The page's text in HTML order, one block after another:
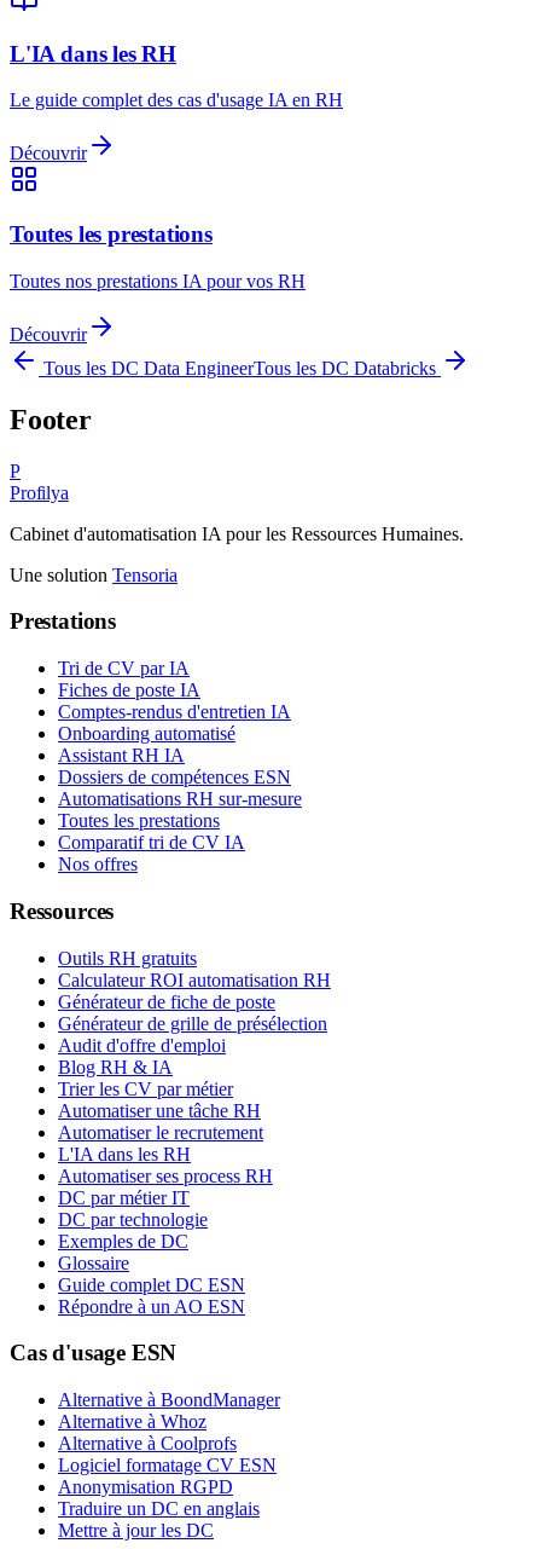
L'IA dans les RH
Le guide complet des cas d'usage IA en RH
Découvrir
Toutes les prestations
Toutes nos prestations IA pour vos RH
Découvrir
Tous les DC Data EngineerTous les DC Databricks
Footer
P
Profilya
Cabinet d'automatisation IA pour les Ressources Humaines.
Une solution Tensoria
Prestations
Tri de CV par IA
Fiches de poste IA
Comptes-rendus d'entretien IA
Onboarding automatisé
Assistant RH IA
Dossiers de compétences ESN
Automatisations RH sur-mesure
Toutes les prestations
Comparatif tri de CV IA
Nos offres
Ressources
Outils RH gratuits
Calculateur ROI automatisation RH
Générateur de fiche de poste
Générateur de grille de présélection
Audit d'offre d'emploi
Blog RH & IA
Trier les CV par métier
Automatiser une tâche RH
Automatiser le recrutement
L'IA dans les RH
Automatiser ses process RH
DC par métier IT
DC par technologie
Exemples de DC
Glossaire
Guide complet DC ESN
Répondre à un AO ESN
Cas d'usage ESN
Alternative à BoondManager
Alternative à Whoz
Alternative à Coolprofs
Logiciel formatage CV ESN
Anonymisation RGPD
Traduire un DC en anglais
Mettre à jour les DC